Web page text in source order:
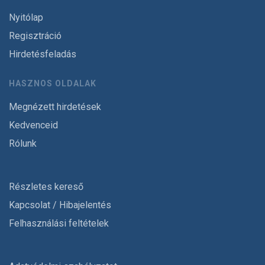
Nyitólap
Regisztráció
Hirdetésfeladás
HASZNOS OLDALAK
Megnézett hirdetések
Kedvenceid
Rólunk
Részletes kereső
Kapcsolat / Hibajelentés
Felhasználási feltételek